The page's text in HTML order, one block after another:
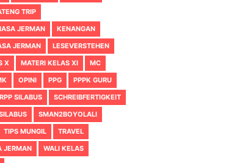
TRIP
JERMAN
KENANGAN
JERMAN
LESEVERSTEHEN
X
MATERI KELAS XI
MC
OPINI PPG
PPPK GURU
RPP SILABUS
SCHREIBFERTIGKEIT
SMAN2BOYOLALI
TIPS MUNGIL
TRAVEL
JERMAN
WALI KELAS